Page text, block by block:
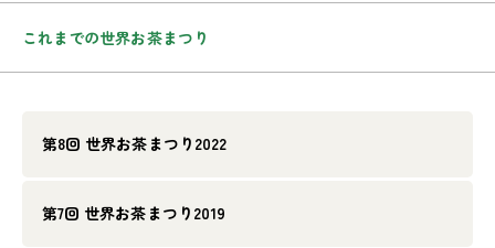
これまでの世界お茶まつり
第8回 世界お茶まつり2022
第7回 世界お茶まつり2019